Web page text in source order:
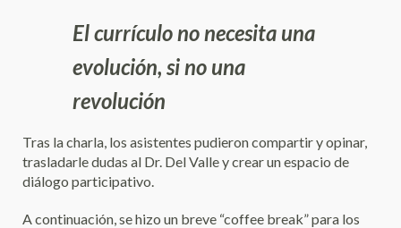
El currículo no necesita una
evolución, si no una
revolución
Tras la charla, los asistentes pudieron compartir y opinar,
trasladarle dudas al Dr. Del Valle y crear un espacio de
diálogo participativo.
A continuación, se hizo un breve “coffee break” para los